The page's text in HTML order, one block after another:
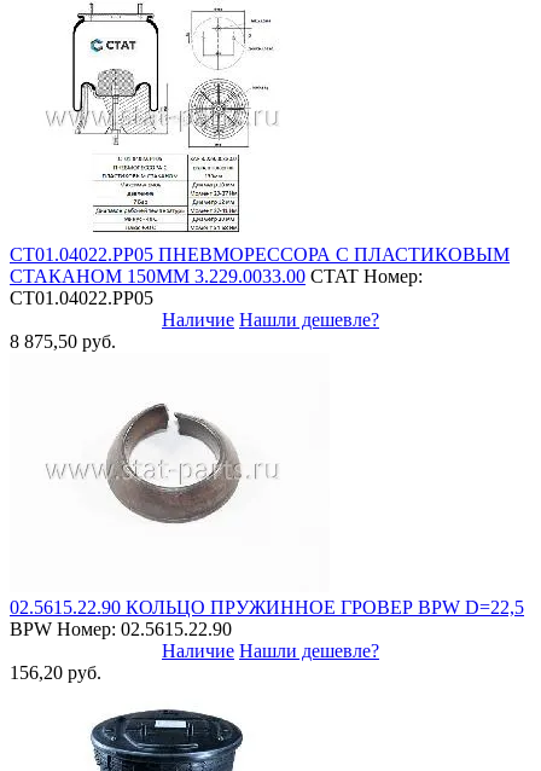
СТ01.04022.PP05 ПНЕВМОРЕССОРА С ПЛАСТИКОВЫМ
СТАКАНОМ 150ММ 3.229.0033.00 CTAT Номер:
СТ01.04022.PP05
Наличие Нашли дешевле?
8 875,50 руб.
02.5615.22.90 КОЛЬЦО ПРУЖИННОЕ ГРОВЕР BPW D=22,5
BPW Номер: 02.5615.22.90
Наличие Нашли дешевле?
156,20 руб.